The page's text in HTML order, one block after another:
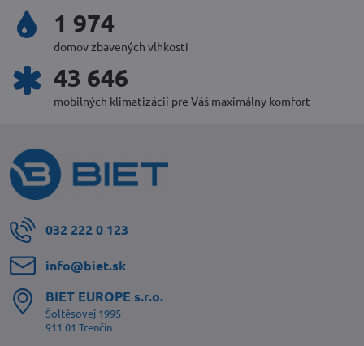
2 170
domov zbavených vlhkosti
48 042
mobilných klimatizácií pre Váš maximálny komfort
032 222 0 123
info​@biet​.sk
BIET EUROPE s​.r​.o​.
Šoltésovej 1995
911 01 Trenčín